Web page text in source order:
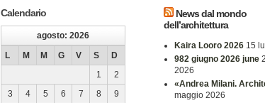
Calendario
agosto: 2026
L
M M G V S D
1
2
3
4 5 6 7 8
9
News dal mondo
dell’architettura
Kaira Looro 2026 15
982 giugno 2026 june
2026
«Andrea Milani.
maggio 2026